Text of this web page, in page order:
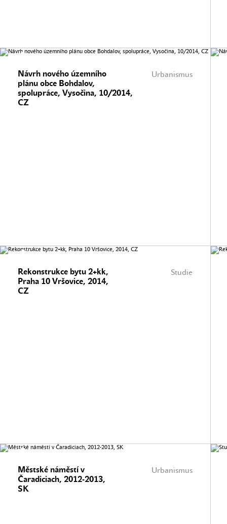
Urbanismus
Návrh nového územního
plánu obce Bohdalov,
spolupráce, Vysočina, 10/2014,
CZ
Studie
Rekonstrukce bytu 2+kk,
Praha 10 Vršovice, 2014,
CZ
Urbanismus
Městské náměstí v
Čaradiciach, 2012-2013,
SK